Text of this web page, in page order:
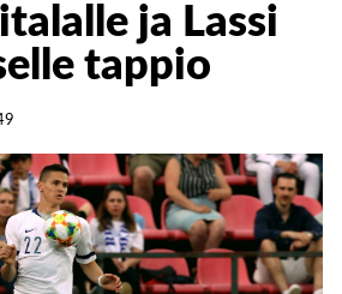
ja Lassi
tappio